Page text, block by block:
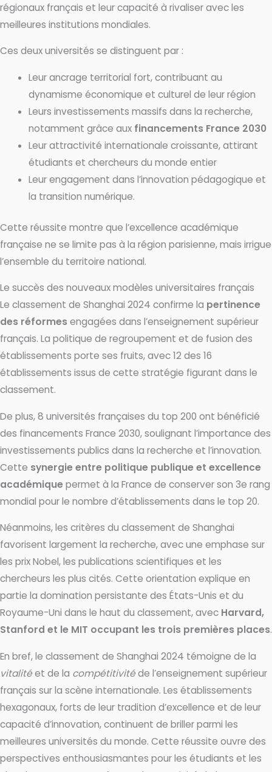
régionaux français et leur capacité à rivaliser avec les
meilleures institutions mondiales.
Ces deux universités se distinguent par :
Leur ancrage territorial fort, contribuant au
dynamisme économique et culturel de leur région
Leurs investissements massifs dans la recherche,
notamment grâce aux financements France 2030
Leur attractivité internationale croissante, attirant
étudiants et chercheurs du monde entier
Leur engagement dans l’innovation pédagogique et
la transition numérique.
Cette réussite montre que l’excellence académique
française ne se limite pas à la région parisienne, mais irrigue
l’ensemble du territoire national.
Le succès des nouveaux modèles universitaires français
Le classement de Shanghai 2024 confirme la pertinence
des réformes engagées dans l’enseignement supérieur
français. La politique de regroupement et de fusion des
établissements porte ses fruits, avec 12 des 16
établissements issus de cette stratégie figurant dans le
classement.
De plus, 8 universités françaises du top 200 ont bénéficié
des financements France 2030, soulignant l’importance des
investissements publics dans la recherche et l’innovation.
Cette synergie entre politique publique et excellence
académique permet à la France de conserver son 3e rang
mondial pour le nombre d’établissements dans le top 20.
Néanmoins, les critères du classement de Shanghai
favorisent largement la recherche, avec une emphase sur
les prix Nobel, les publications scientifiques et les
chercheurs les plus cités. Cette orientation explique en
partie la domination persistante des États-Unis et du
Royaume-Uni dans le haut du classement, avec Harvard,
Stanford et le MIT occupant les trois premières places.
En bref, le classement de Shanghai 2024 témoigne de la
vitalitéet de la compétitivitéde l’enseignement supérieur
français sur la scène internationale. Les établissements
hexagonaux, forts de leur tradition d’excellence et de leur
capacité d’innovation, continuent de briller parmi les
meilleures universités du monde. Cette réussite ouvre des
perspectives enthousiasmantes pour les étudiants et les